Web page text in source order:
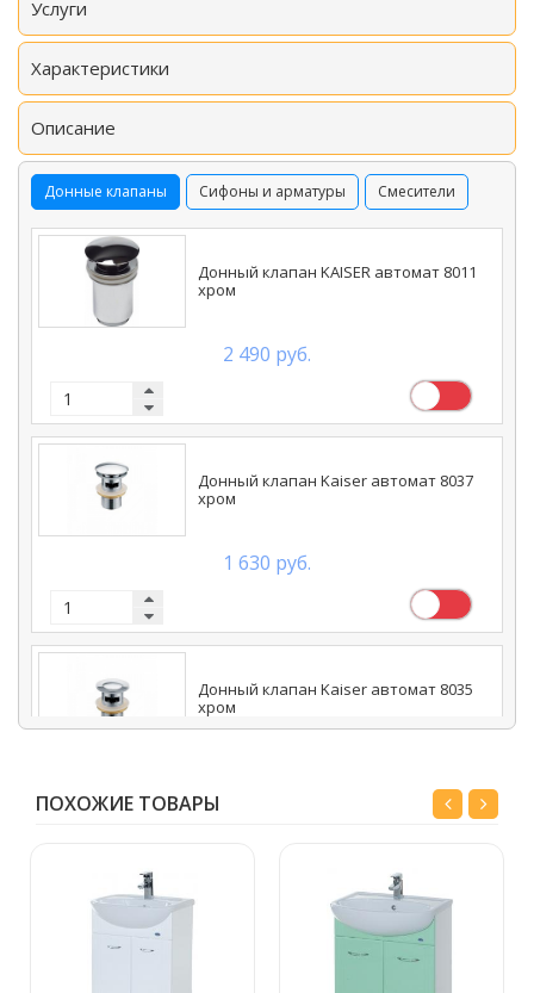
Услуги
Характеристики
Описание
Донные клапаны Сифоны и арматуры Смесители
Донный клапан KAISER автомат 8011
хром
2 490 руб.
Донный клапан Kaiser автомат 8037
хром
1 630 руб.
Донный клапан Kaiser автомат 8035
хром
ПОХОЖИЕ ТОВАРЫ